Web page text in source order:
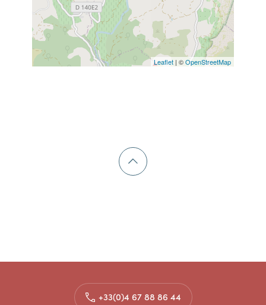
Leaflet | ©OpenStreetMap
+33(0)4 67 88 86 44